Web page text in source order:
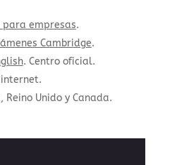
para empresas.
Cambridge.
. Centro oficial.
Unido y Canada.